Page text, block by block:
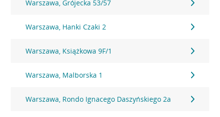
Warszawa, Grójecka 53/57
Warszawa, Hanki Czaki 2
Warszawa, Książkowa 9F/1
Warszawa, Malborska 1
Warszawa, Rondo Ignacego Daszyńskiego 2a